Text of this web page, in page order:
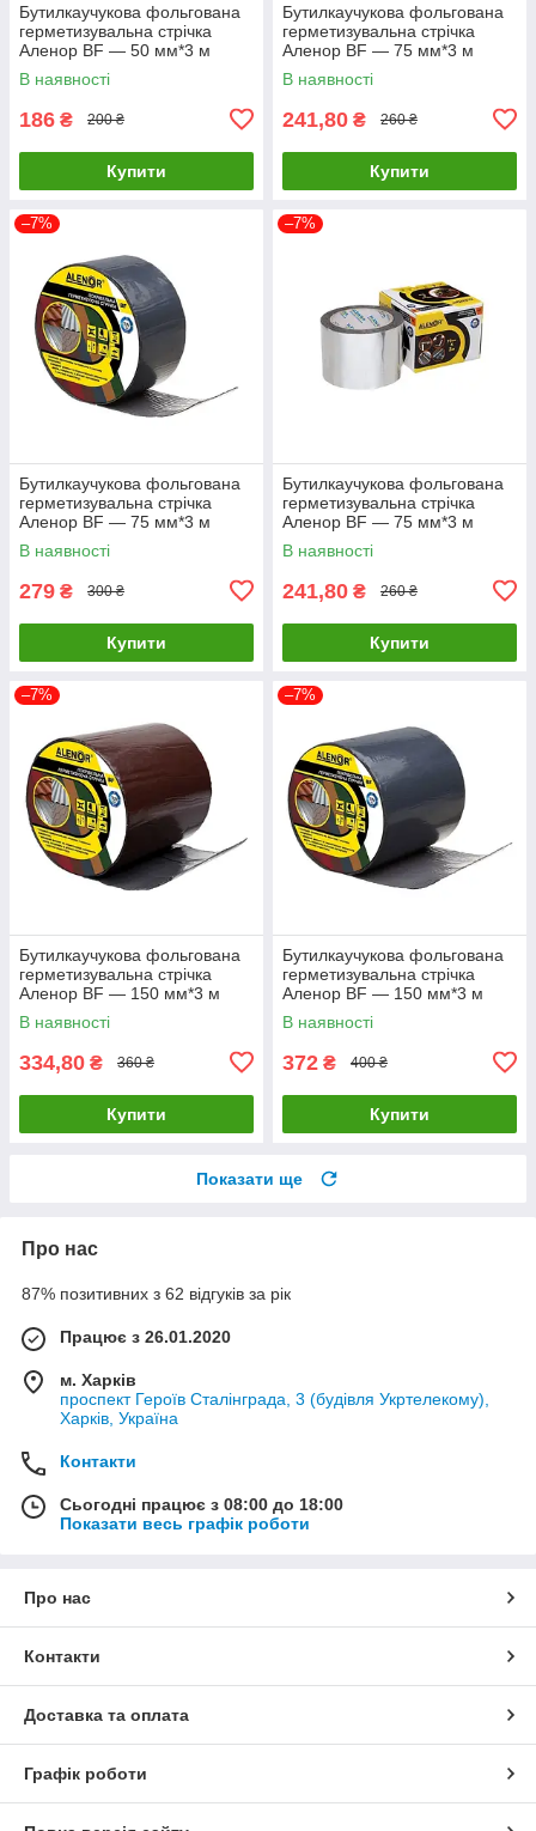
Бутилкаучукова фольгована
герметизувальна стрічка
Аленор BF — 50 мм*3 м
(коричнева)
В наявності
186 ₴ 200 ₴
Купити
Бутилкаучукова фольгована
герметизувальна стрічка
Аленор BF — 75 мм*3 м
(коричнева)
В наявності
241,80 ₴ 260 ₴
Купити
–7%
Бутилкаучукова фольгована
герметизувальна стрічка
Аленор BF — 75 мм*3 м
(графітовий)
В наявності
279 ₴ 300 ₴
Купити
–7%
Бутилкаучукова фольгована
герметизувальна стрічка
Аленор BF — 75 мм*3 м
(сіра)
В наявності
241,80 ₴ 260 ₴
Купити
–7%
Бутилкаучукова фольгована
герметизувальна стрічка
Аленор BF — 150 мм*3 м
(коричнева)
В наявності
334,80 ₴ 360 ₴
Купити
–7%
Бутилкаучукова фольгована
герметизувальна стрічка
Аленор BF — 150 мм*3 м
(графітовий)
В наявності
372 ₴ 400 ₴
Купити
Показати ще
Про нас
87% позитивних з 62 відгуків за рік
Працює з 26.01.2020
м. Харків
проспект Героїв Сталінграда, 3 (будівля Укртелекому),
Харків, Україна
Контакти
Сьогодні працює з 08:00 до 18:00
Показати весь графік роботи
Про нас
Контакти
Доставка та оплата
Графік роботи